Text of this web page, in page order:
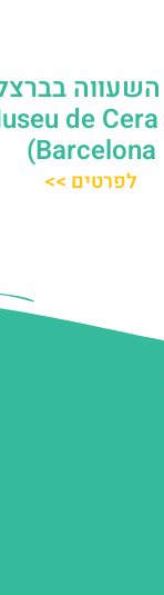
השעווה
de
Barcelona)
לפרטים >>